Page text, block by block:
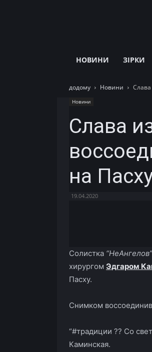
НОВИНИ ЗІРКИ
додому Новини
Новини
Слава
на
19.04.2020
Солистка “НеАнгелов”
хирургом Эдгаром
Пасху.
Снимком
“#традиции ?? Со
Каминская.